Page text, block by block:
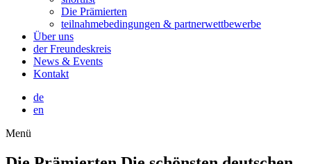
Die Prämierten
teilnahmebedingungen & partnerwettbewerbe
Über uns
der Freundeskreis
News & Events
Kontakt
de
en
Menü